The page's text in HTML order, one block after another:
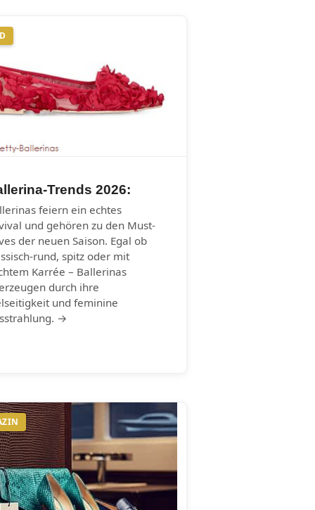
Trends 2026:
feiern ein echtes
und gehören zu den Must-
der neuen Saison. Egal ob
rund, spitz oder mit
Karrée – Ballerinas
durch ihre
und feminine
→